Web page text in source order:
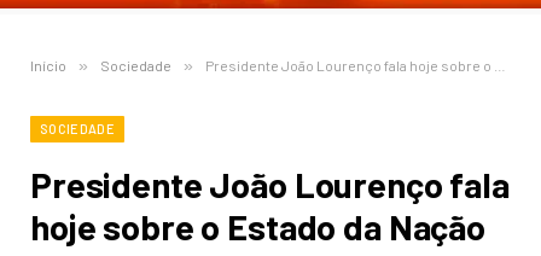
Início » Sociedade » Presidente João Lourenço fala hoje sobre o Estado da Nação
SOCIEDADE
Presidente João Lourenço fala
hoje sobre o Estado da Nação